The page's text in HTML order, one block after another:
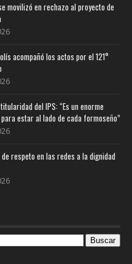
movilizó en rechazo al proyecto de
acompañó los actos por el 121°
del IPS: “Es un enorme
estar al lado de cada formoseño”
respeto en las redes a la dignidad